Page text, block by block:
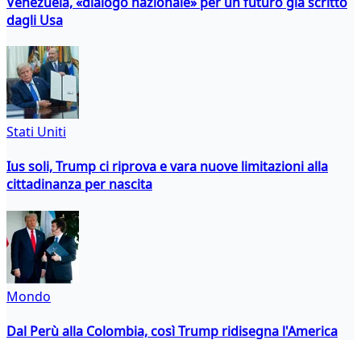
dagli Usa
Stati Uniti
Ius soli, Trump ci riprova e vara nuove limitazioni alla
cittadinanza per nascita
Mondo
Dal Perù alla Colombia, così Trump ridisegna l'America